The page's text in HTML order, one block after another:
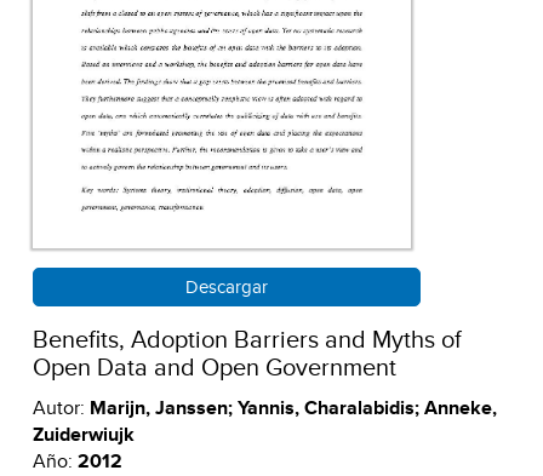
Descargar
Benefits, Adoption Barriers and Myths of
Open Data and Open Government
Autor: Marijn, Janssen; Yannis, Charalabidis; Anneke,
Zuiderwiujk
Año: 2012